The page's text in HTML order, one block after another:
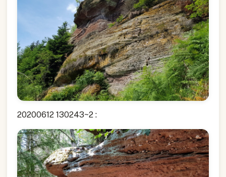
20200612 130243~2 :